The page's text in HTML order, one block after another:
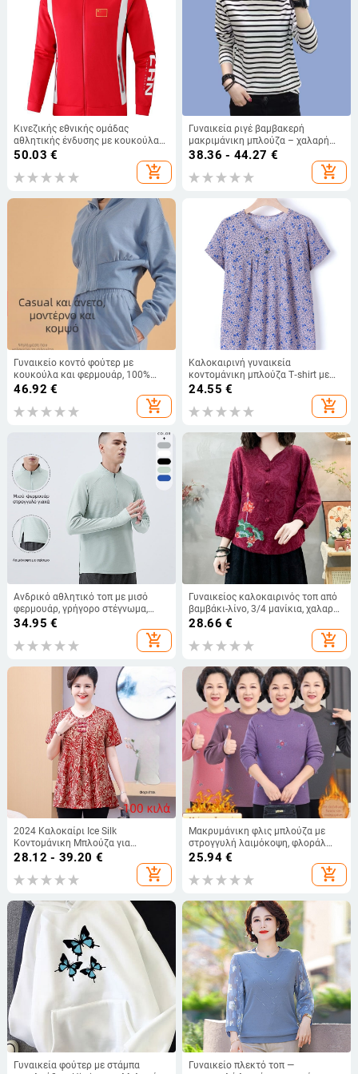
Κινεζικής εθνικής ομάδας
αθλητικής ένδυσης με κουκούλα
για άνδρες και γυναίκες —
οικογενειακό σετ για τρέξιμο,
χαλάρωση, ταξίδια και ομαδικές
50.03 €
add_shopping_cart
Γυναικεία ριγέ βαμβακερή
μακριμάνικη μπλούζα – χαλαρή
γραμμή, βασικό top για στρώσεις,
38.36 - 44.27 €
add_shopping_cart
Γυναικείο κοντό φούτερ με
κουκούλα και φερμουάρ, 100%
βαμβάκι, στενή μέση, κατάλληλο
για γυμναστήριο και τρέξιμο
46.92 €
add_shopping_cart
Καλοκαιρινή γυναικεία
κοντομάνικη μπλούζα T‑shirt με
πόλο για ηλικιωμένες, συνδυασμός
βαμβάκι-σίλ, άνετη casual γραμμή,
μεγάλο μέγεθος
24.55 €
add_shopping_cart
Ανδρικό αθλητικό τοπ με μισό
φερμουάρ, γρήγορο στέγνωμα,
μακρύ μανίκι — Πολυεστέρας 82%
+ 18% ελαστικές ίνες, για τρέξιμο
και ποδηλασία
34.95 €
add_shopping_cart
Γυναικείος καλοκαιρινός τοπ από
βαμβάκι-λίνο, 3/4 μανίκια, χαλαρή
γραμμή, διαπνέον ελαφρύ
28.66 €
add_shopping_cart
2024 Καλοκαίρι Ice Silk
Κοντομάνικη Μπλούζα για
Μεγαλύτερες Γυναίκες, Χαλαρή
Γραμμή, Μεγάλο Μέγεθος, Κάλυψη
Κοιλιάς, Ελαφριά
28.12 - 39.20 €
add_shopping_cart
Μακρυμάνικη φλις μπλούζα με
στρογγυλή λαιμόκοψη, φλοράλ
εκτύπωση, πολυεστερική ύφανση,
χειμώνα
25.94€
add_shopping_cart
Γυναικεία φούτερ με στάμπα
Γυναικείο πλεκτό τοπ —